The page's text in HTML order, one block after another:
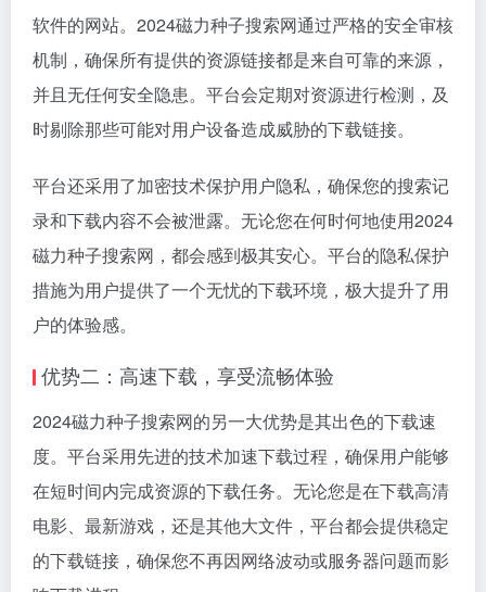
软件的网站。2024磁力种子搜索网通过严格的安全审核
机制，确保所有提供的资源链接都是来自可靠的来源，
并且无任何安全隐患。平台会定期对资源进行检测，及
时剔除那些可能对用户设备造成威胁的下载链接。
平台还采用了加密技术保护用户隐私，确保您的搜索记
录和下载内容不会被泄露。无论您在何时何地使用2024
磁力种子搜索网，都会感到极其安心。平台的隐私保护
措施为用户提供了一个无忧的下载环境，极大提升了用
户的体验感。
优势二：高速下载，享受流畅体验
2024磁力种子搜索网的另一大优势是其出色的下载速
度。平台采用先进的技术加速下载过程，确保用户能够
在短时间内完成资源的下载任务。无论您是在下载高清
电影、最新游戏，还是其他大文件，平台都会提供稳定
的下载链接，确保您不再因网络波动或服务器问题而影